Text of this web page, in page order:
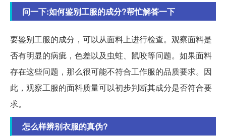
问一下:如何鉴别工服的成分?帮忙解答一下
要鉴别工服的成分，可以从面料上进行检查。观察面料是
否有明显的病疵，色差以及虫蛀、鼠咬等问题。如果面料
存在这些问题，那么很可能不符合工作服的品质要求。因
此，观察工服的面料质量可以初步判断其成分是否符合要
求。
怎么样辨别衣服的真伪?